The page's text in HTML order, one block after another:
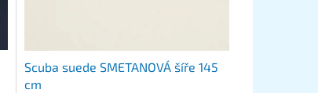
Scuba suede SMETANOVÁ šíře 145
cm